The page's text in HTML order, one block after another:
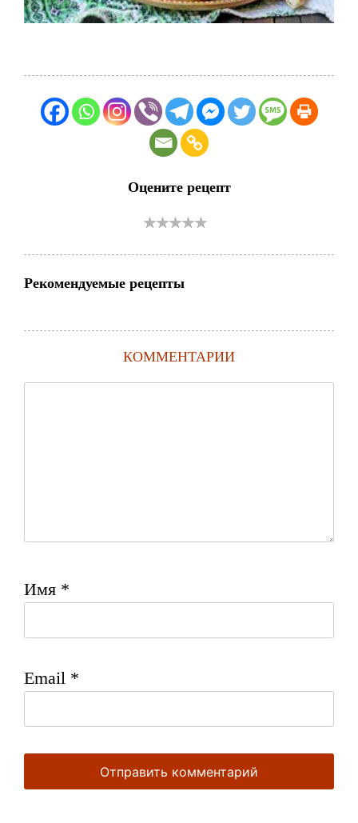
Оцените рецепт
Рекомендуемые рецепты
КОММЕНТАРИИ
Имя *
Email *